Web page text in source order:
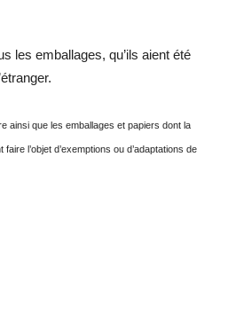
les emballages, qu’ils aient été
ainsi que les emballages et papiers dont la
faire l’objet d’exemptions ou d’adaptations de